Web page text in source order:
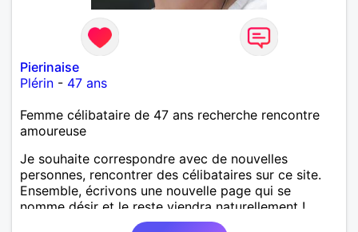
Pierinaise
Plérin - 47 ans
Femme célibataire de 47 ans recherche rencontre
amoureuse
Je souhaite correspondre avec de nouvelles
personnes, rencontrer des célibataires sur ce site.
Ensemble, écrivons une nouvelle page qui se
nomme désir et le reste viendra naturellement !